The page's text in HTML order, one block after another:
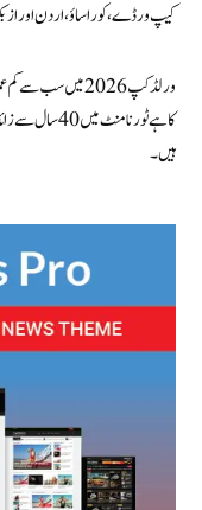
کیپ ورڈے، کوراساؤ، اردن اور
ہیں۔